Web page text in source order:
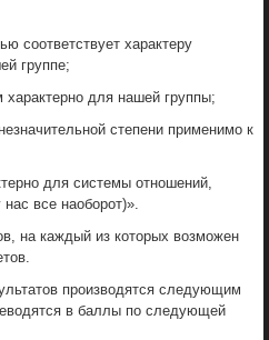
соответствует характеру
группе;
для нашей группы;
степени применимо к
для системы отношений,
все наоборот)».
на каждый из которых возможен
производятся следующим
в баллы по следующей